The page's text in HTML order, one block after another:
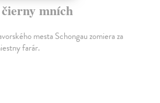
mních
mesta Schongau zomiera za
farár.